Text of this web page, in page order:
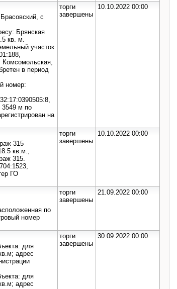
с
Брянская
кв. м.
участок
в период
номер:
3549 м по
на
торги
завершены
10.10.2022 00:00
315
кв.м.,
315.
ГО
торги
завершены
10.10.2022 00:00
по
номер
торги
завершены
21.09.2022 00:00
для
адрес
для
адрес
торги
завершены
30.09.2022 00:00